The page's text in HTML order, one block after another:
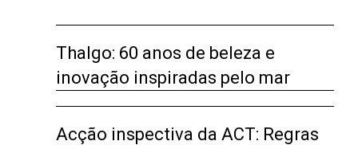
Thalgo: 60 anos de beleza e
inovação inspiradas pelo mar
Acção inspectiva da ACT: Regras